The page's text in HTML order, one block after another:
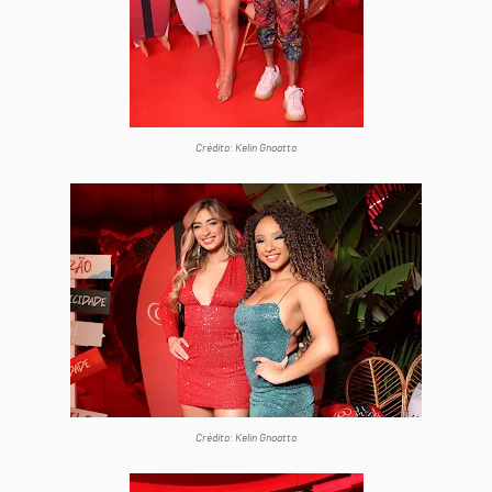
Crédito: Kelin Gnoatto
Crédito: Kelin Gnoatto